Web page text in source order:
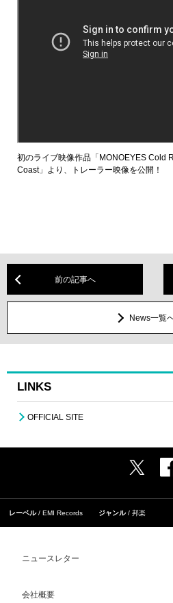
初のライブ映像作品「MONOEYES Cold
Coast」より、トレーラー映像を公開！
前の記事へ
News一覧
LINKS
OFFICIAL SITE
レーベル EMI Records ジャンル 邦楽
ニュースレター
会社概要